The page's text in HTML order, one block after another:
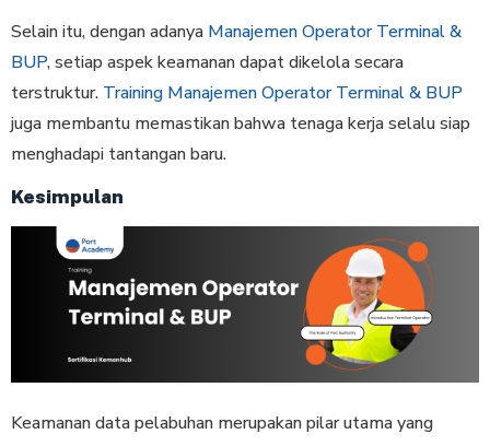
Selain itu, dengan adanya Manajemen Operator Terminal &
BUP, setiap aspek keamanan dapat dikelola secara
terstruktur. Training Manajemen Operator Terminal & BUP
juga membantu memastikan bahwa tenaga kerja selalu siap
menghadapi tantangan baru.
Kesimpulan
Keamanan data pelabuhan merupakan pilar utama yang